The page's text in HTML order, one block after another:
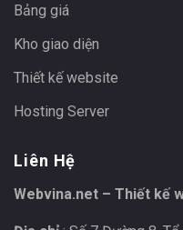
Bảng giá
Kho giao diện
Thiết kế website
Hosting Server
Liên Hệ
Webvina.net – Thiết kế